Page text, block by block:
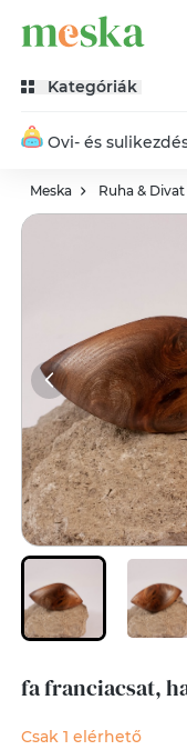
Kategóriák
Ovi- és
Meska Ruha & Divat
fa franciacsat,
Csak 1 elérhető